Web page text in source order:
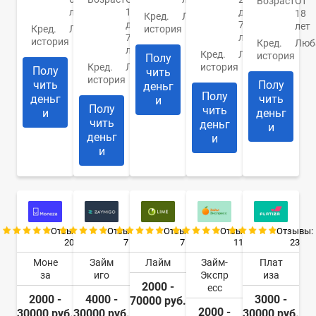
лет
Кред.
история
Любая
Полу
чить
деньг
и
18
до
70
лет
Кред.
история
Любая
Полу
чить
деньг
и
Кред.
история
Любая
Полу
чить
деньг
и
до
70
лет
Кред.
история
Любая
Полу
чить
деньг
и
18
лет
Кред.
история
Полу
чить
деньг
и
Отзывы:
20
Моне
за
2000 -
Отзывы:
7
Займ
иго
4000 -
Отзывы:
7
Лайм
2000 -
70000 руб.
Отзывы:
11
Займ-
Экспр
есс
2000 -
Отзывы:
23
Плат
иза
3000 -